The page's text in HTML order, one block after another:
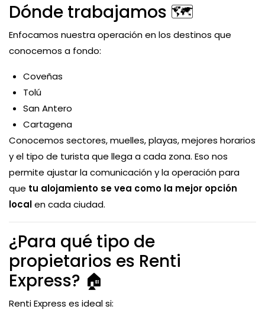
Dónde trabajamos 🗺️
Enfocamos nuestra operación en los destinos que
conocemos a fondo:
Coveñas
Tolú
San Antero
Cartagena
Conocemos sectores, muelles, playas, mejores horarios
y el tipo de turista que llega a cada zona. Eso nos
permite ajustar la comunicación y la operación para
que tu alojamiento se vea como la mejor opción
localen cada ciudad.
¿Para qué tipo de
propietarios es Renti
Express? 🏠
Renti Express es ideal si: